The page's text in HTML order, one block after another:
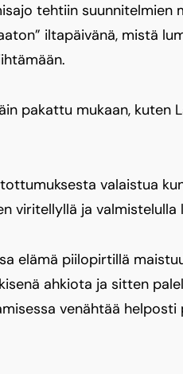
tehtiin suunnitelmien
iltapäivänä, mistä
pakattu mukaan, kuten
valaistua
viritellyllä ja
elämä piilopirtillä
ahkiota ja sitten
venähtää